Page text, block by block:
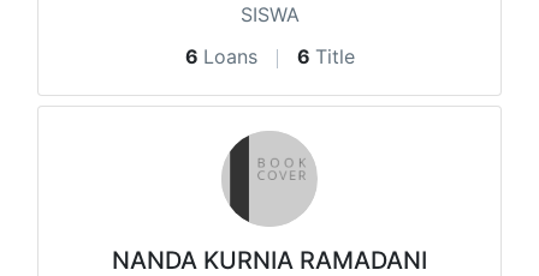
SISWA
6 Loans 6 Title
NANDA KURNIA RAMADANI